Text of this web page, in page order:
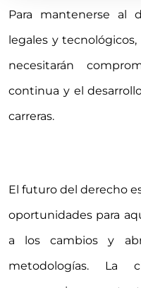
Para mantenerse al
legales y
necesitarán
continua y el
carreras.
El futuro del derecho
oportunidades para
a los cambios y
metodologías. La